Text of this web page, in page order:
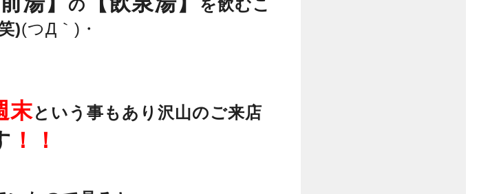
の
を飲むこ
)(つД｀)・
末という事もあり沢山のご来店
！！